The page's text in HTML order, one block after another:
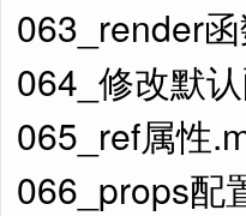
063_render
064_修改默
065_ref属性
066_props配